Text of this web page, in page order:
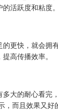
活跃度和粘度。
更快，就会
高传播效率。
大的耐心看
而且效果又